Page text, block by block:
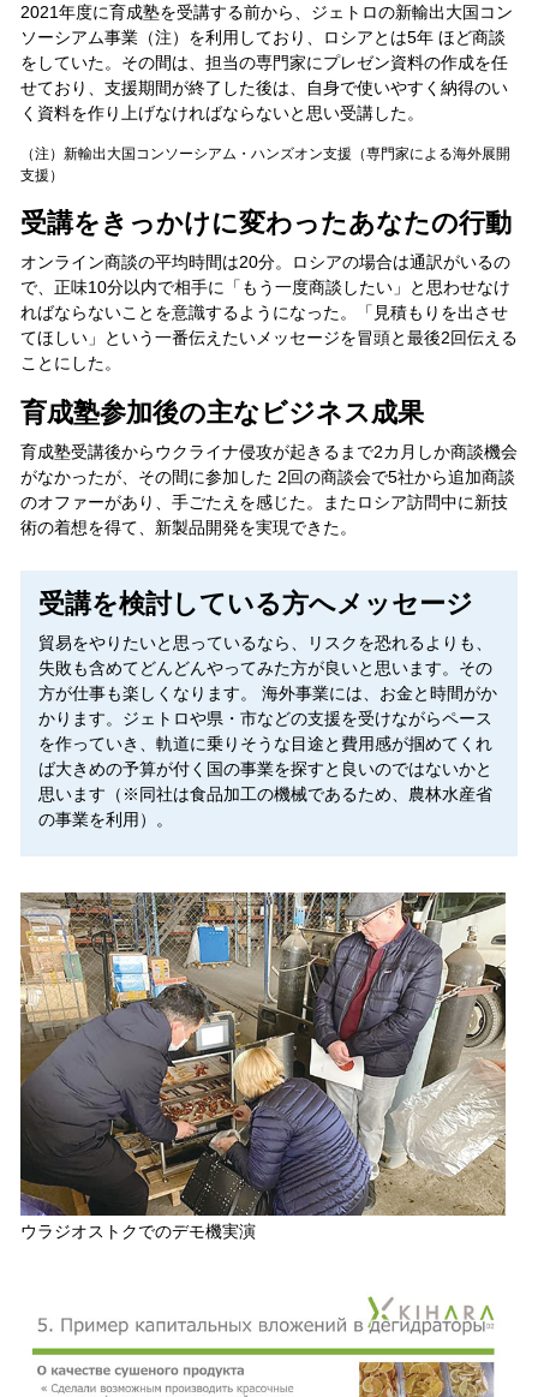
2021年度に育成塾を受講する前から、ジェトロの新輸出大国コン
ソーシアム事業（注）を利用しており、ロシアとは5年 ほど商談
をしていた。その間は、担当の専門家にプレゼン資料の作成を任
せており、支援期間が終了した後は、自身で使いやすく納得のい
く資料を作り上げなければならないと思い受講した。
（注）新輸出大国コンソーシアム・ハンズオン支援（専門家による海外展開
支援）
受講をきっかけに変わったあなたの行動
オンライン商談の平均時間は20分。ロシアの場合は通訳がいるの
で、正味10分以内で相手に「もう一度商談したい」と思わせなけ
ればならないことを意識するようになった。「見積もりを出させ
てほしい」という一番伝えたいメッセージを冒頭と最後2回伝える
ことにした。
育成塾参加後の主なビジネス成果
育成塾受講後からウクライナ侵攻が起きるまで2カ月しか商談機会
がなかったが、その間に参加した 2回の商談会で5社から追加商談
のオファーがあり、手ごたえを感じた。またロシア訪問中に新技
術の着想を得て、新製品開発を実現できた。
受講を検討している方へメッセージ
貿易をやりたいと思っているなら、リスクを恐れるよりも、
失敗も含めてどんどんやってみた方が良いと思います。その
方が仕事も楽しくなります。 海外事業には、お金と時間がか
かります。ジェトロや県・市などの支援を受けながらペース
を作っていき、軌道に乗りそうな目途と費用感が掴めてくれ
ば大きめの予算が付く国の事業を探すと良いのではないかと
思います（※同社は食品加工の機械であるため、農林水産省
の事業を利用）。
ウラジオストクでのデモ機実演